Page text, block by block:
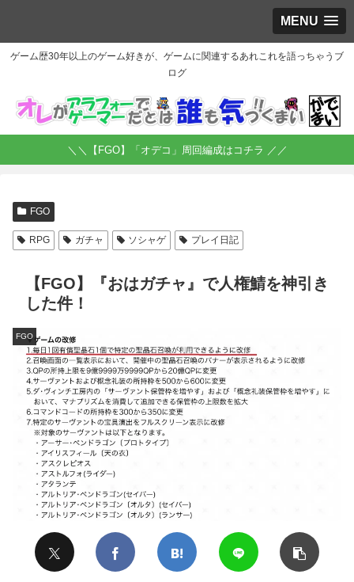
MENU
ゲーム歴30年以上のゲーム好きが、ゲームに関連するあれこれを語っちゃうブ
ログ
＼＼【FGO】「オデコ」周回編成はコチラ ／／
FGO
RPG ガチャ ソシャゲ プレイ日記
【FGO】『おはガチャ』で人権鯖を神引き
した件！
FGO